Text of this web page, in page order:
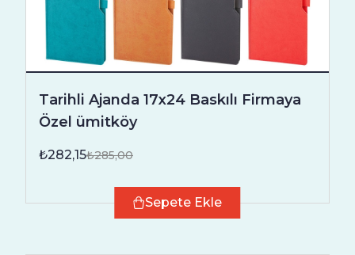
Tarihli Ajanda 17x24 Baskılı Firmaya
Özel ümitköy
₺282,15₺285,00
Sepete Ekle